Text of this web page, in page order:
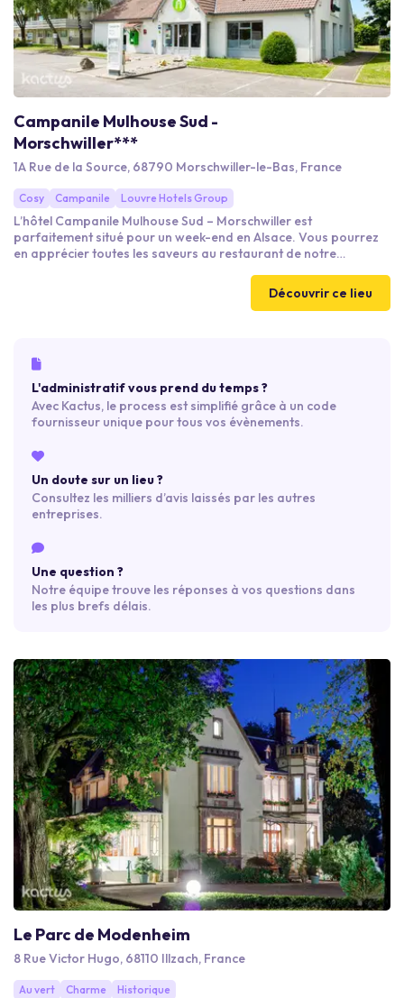
Campanile Mulhouse Sud -
Morschwiller***
1A Rue de la Source, 68790 Morschwiller-le-Bas, France
Cosy Campanile Louvre Hotels Group
L’hôtel Campanile Mulhouse Sud – Morschwiller est
parfaitement situé pour un week-end en Alsace. Vous pourrez
en apprécier toutes les saveurs au restaurant de notre
? Notre salle de réunion est à votre disposition.Découvrir ce lieu
L'administratif vous prend du temps ?
Avec Kactus, le process est simplifié grâce à un code
fournisseur unique pour tous vos évènements.
Un doute sur un lieu ?
Consultez les milliers d’avis laissés par les autres
entreprises.
Une question ?
Notre équipe trouve les réponses à vos questions dans
les plus brefs délais.
Le Parc de Modenheim
8 Rue Victor Hugo, 68110 Illzach, France
Au vert Charme Historique